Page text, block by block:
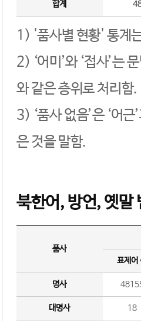
합계
1) '품사별 현황' 통계
2) ‘어미’와 ‘접사’는
와 같은 층위로 처리함.
3) ‘품사 없음’은 ‘어
은 것을 말함.
북한어, 방언, 옛말
품사
표제어
명사
대명사 18